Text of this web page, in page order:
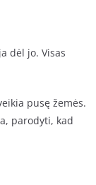
dėl jo. Visas
pusę žemės.
parodyti, kad